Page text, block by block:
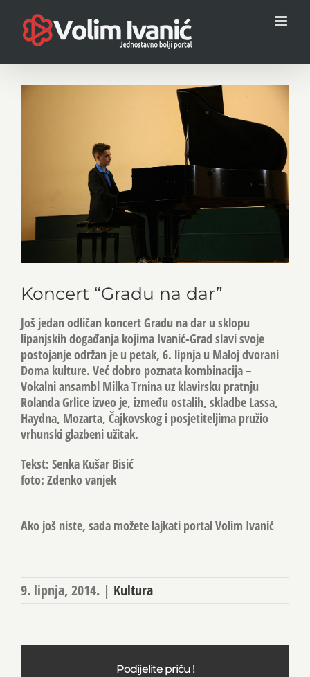
content
Koncert “Gradu na dar”
Još jedan odličan koncert Gradu na dar u sklopu
lipanjskih događanja kojima Ivanić-Grad slavi svoje
postojanje održan je u petak, 6. lipnja u Maloj dvorani
Doma kulture. Već dobro poznata kombinacija –
Vokalni ansambl Milka Trnina uz klavirsku pratnju
Rolanda Grlice izveo je, između ostalih, skladbe Lassa,
Haydna, Mozarta, Čajkovskog i posjetiteljima pružio
vrhunski glazbeni užitak.
Tekst: Senka Kušar Bisić
foto: Zdenko vanjek
Ako još niste, sada možete lajkati portal Volim Ivanić
9. lipnja, 2014. | Kultura
Podijelite priču !